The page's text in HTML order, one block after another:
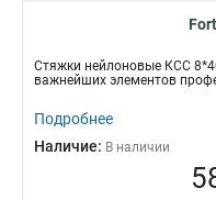
Стяжки нейлоновые КСС
важнейших элементов
Подробнее
Наличие: В наличии